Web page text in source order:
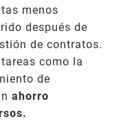
menos
después de
de contratos.
como la
de
ahorro